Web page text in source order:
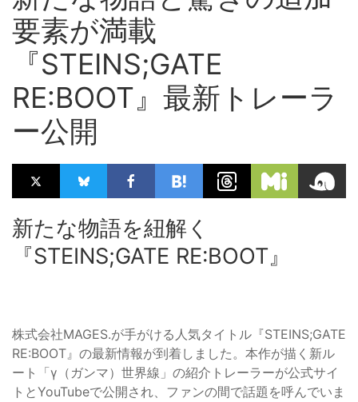
要素が満載
『STEINS;GATE
RE:BOOT』最新トレーラ
ー公開
新たな物語を紐解く
『STEINS;GATE RE:BOOT』
株式会社MAGES.が手がける人気タイトル『STEINS;GATE
RE:BOOT』の最新情報が到着しました。本作が描く新ル
ート「γ（ガンマ）世界線」の紹介トレーラーが公式サイ
トとYouTubeで公開され、ファンの間で話題を呼んでいま